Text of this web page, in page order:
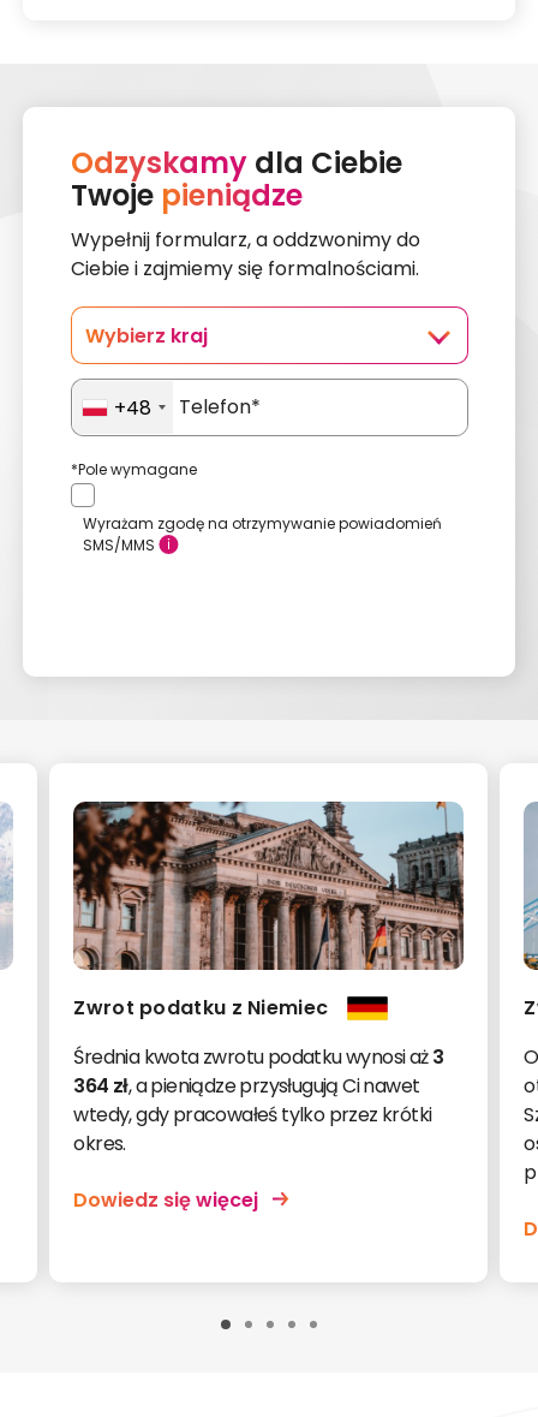
Możesz cieszyć się swoim zwrotem.
Odzyskamydla Ciebie
Twoje pieniądze
Wypełnij formularz, a oddzwonimy do
Ciebie i zajmiemy się formalnościami.
Wybierz kraj
Holandia
Belgia
+48
*Pole wymagane
Wyrażam zgodę na otrzymywanie powiadomień
SMS/MMS
Zwrot podatku z Niemiec
Średnia kwota zwrotu podatku wynosi aż3
364 zł, a pieniądze przysługują Ci nawet
wtedy, gdy pracowałeś tylko przez krótki
okres.
Dowiedz się więcej